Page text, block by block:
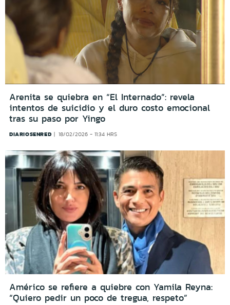
Arenita se quiebra en “El Internado”: revela
intentos de suicidio y el duro costo emocional
tras su paso por Yingo
DIARIOSENRED 18/02/2026 - 11:34 HRS
Américo se refiere a quiebre con Yamila Reyna:
“Quiero pedir un poco de tregua, respeto”